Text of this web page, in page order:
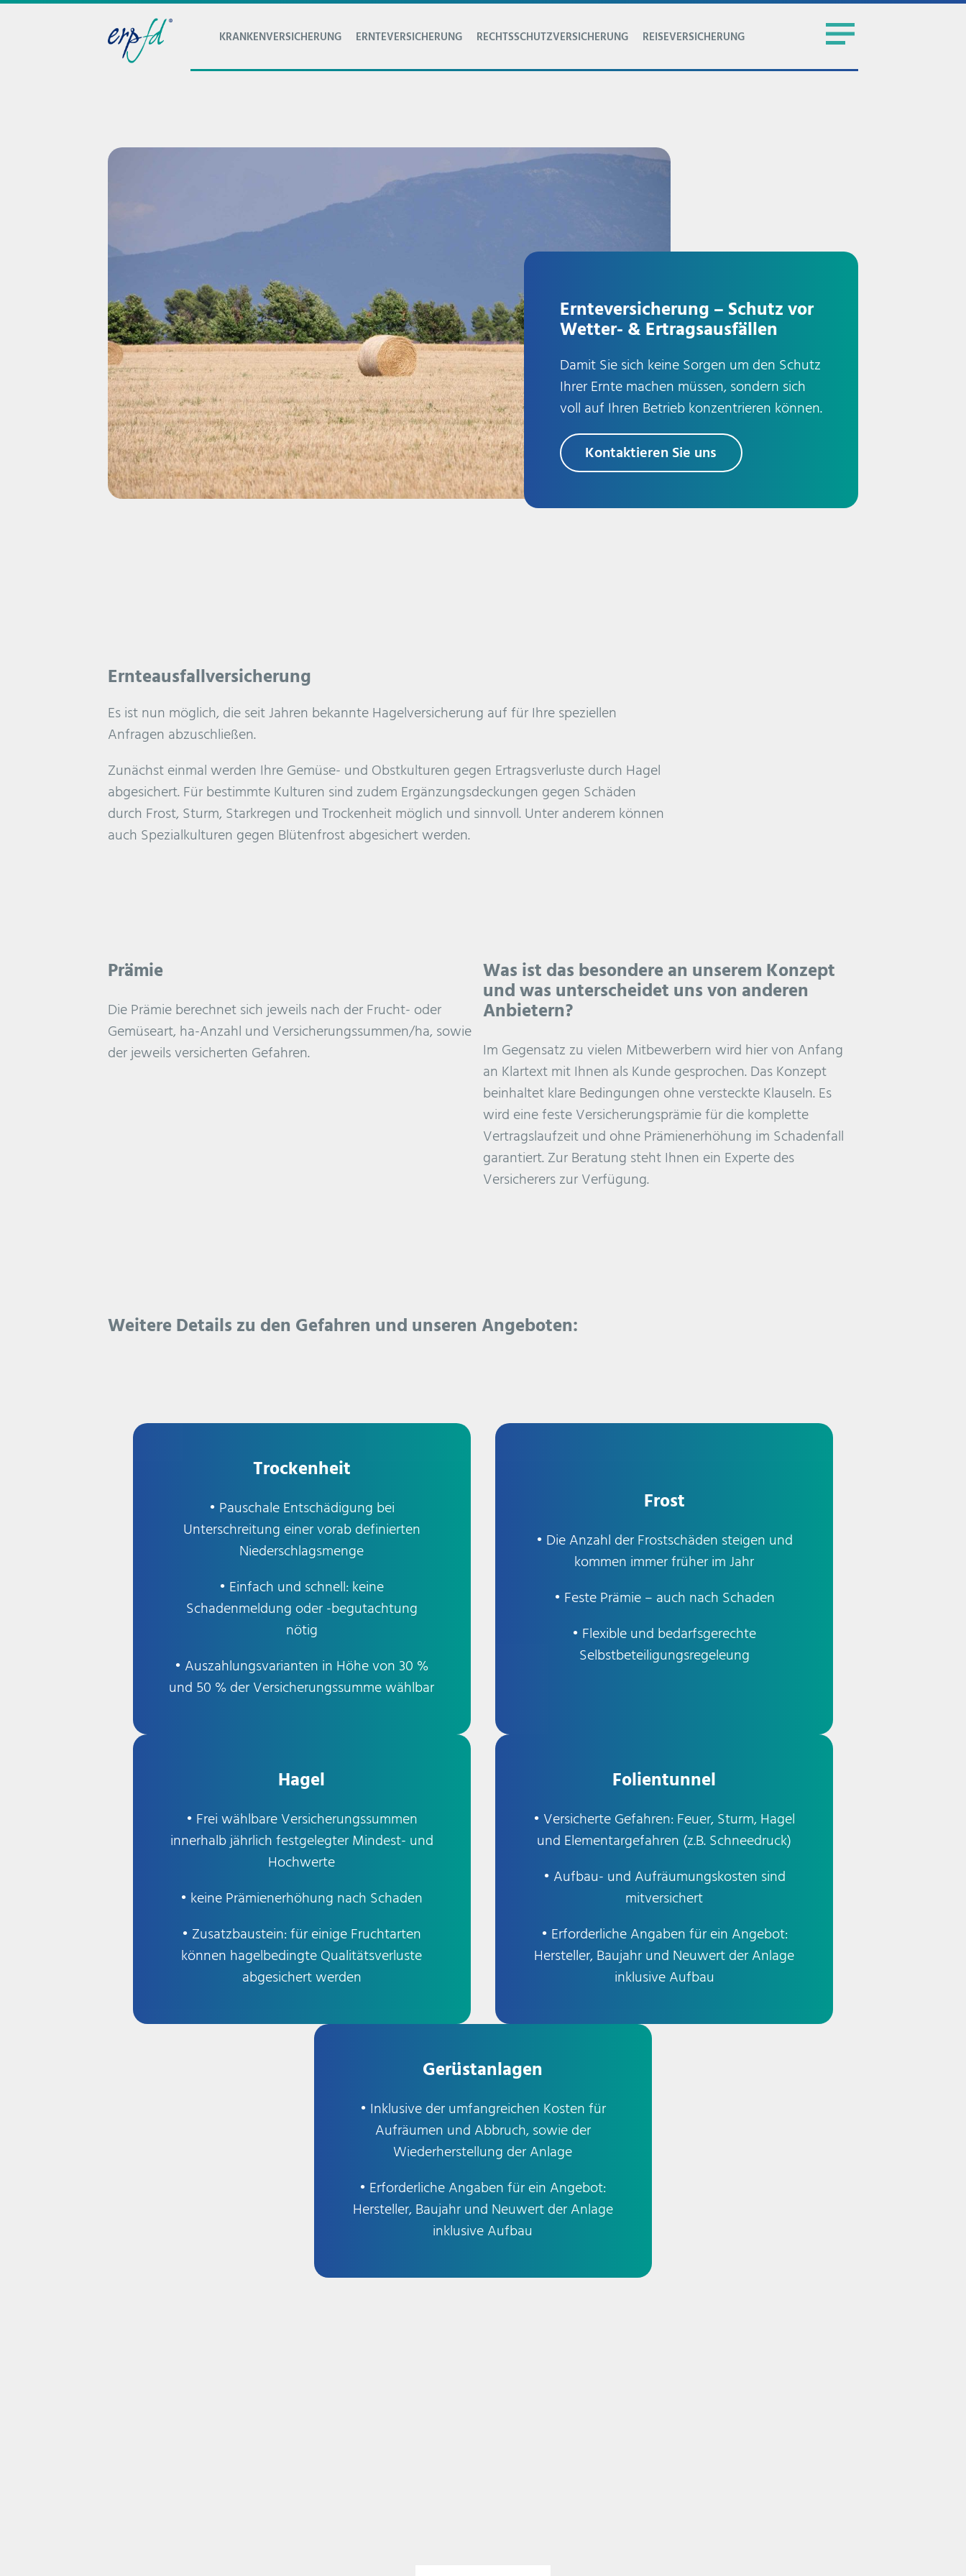
KRANKENVERSICHERUNG ERNTEVERSICHERUNG RECHTSSCHUTZVERSICHERUNG REISEVERSICHERUNG
Ernteversicherung – Schutz vor
Wetter- & Ertragsausfällen
Damit Sie sich keine Sorgen um den Schutz
Ihrer Ernte machen müssen, sondern sich
voll auf Ihren Betrieb konzentrieren können.
Kontaktieren Sie uns
Ernteausfallversicherung
Es ist nun möglich, die seit Jahren bekannte Hagelversicherung auf für Ihre speziellen
Anfragen abzuschließen.
Zunächst einmal werden Ihre Gemüse- und Obstkulturen gegen Ertragsverluste durch Hagel
abgesichert. Für bestimmte Kulturen sind zudem Ergänzungsdeckungen gegen Schäden
durch Frost, Sturm, Starkregen und Trockenheit möglich und sinnvoll. Unter anderem können
auch Spezialkulturen gegen Blütenfrost abgesichert werden.
Prämie
Die Prämie berechnet sich jeweils nach der Frucht- oder
Gemüseart, ha-Anzahl und Versicherungssummen/ha, sowie
der jeweils versicherten Gefahren.
Was ist das besondere an unserem Konzept
und was unterscheidet uns von anderen
Anbietern?
Im Gegensatz zu vielen Mitbewerbern wird hier von Anfang
an Klartext mit Ihnen als Kunde gesprochen. Das Konzept
beinhaltet klare Bedingungen ohne versteckte Klauseln. Es
wird eine feste Versicherungsprämie für die komplette
Vertragslaufzeit und ohne Prämienerhöhung im Schadenfall
garantiert. Zur Beratung steht Ihnen ein Experte des
Versicherers zur Verfügung.
Weitere Details zu den Gefahren und unseren Angeboten:
Trockenheit
• Pauschale Entschädigung bei
Unterschreitung einer vorab definierten
Niederschlagsmenge
• Einfach und schnell: keine
Schadenmeldung oder -begutachtung
nötig
• Auszahlungsvarianten in Höhe von 30 %
und 50 % der Versicherungssumme wählbar
Frost
• Die Anzahl der Frostschäden steigen und
kommen immer früher im Jahr
• Feste Prämie – auch nach Schaden
• Flexible und bedarfsgerechte
Selbstbeteiligungsregeleung
Hagel
• Frei wählbare Versicherungssummen
innerhalb jährlich festgelegter Mindest- und
Hochwerte
• keine Prämienerhöhung nach Schaden
• Zusatzbaustein: für einige Fruchtarten
können hagelbedingte Qualitätsverluste
abgesichert werden
Folientunnel
• Versicherte Gefahren: Feuer, Sturm, Hagel
und Elementargefahren (z.B. Schneedruck)
• Aufbau- und Aufräumungskosten sind
mitversichert
• Erforderliche Angaben für ein Angebot:
Hersteller, Baujahr und Neuwert der Anlage
inklusive Aufbau
Gerüstanlagen
• Inklusive der umfangreichen Kosten für
Aufräumen und Abbruch, sowie der
Wiederherstellung der Anlage
• Erforderliche Angaben für ein Angebot:
Hersteller, Baujahr und Neuwert der Anlage
inklusive Aufbau